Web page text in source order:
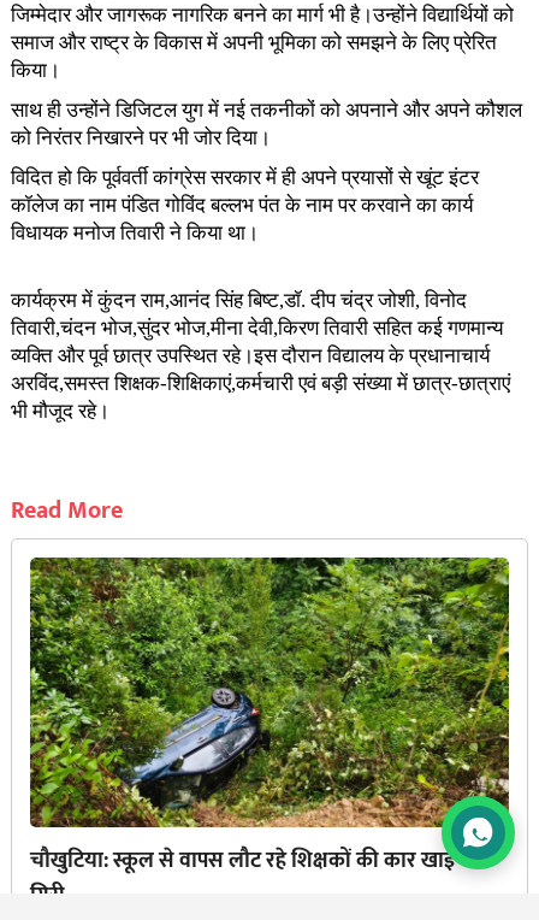
जिम्मेदार और जागरूक नागरिक बनने का मार्ग भी है।उन्होंने विद्यार्थियों को
समाज और राष्ट्र के विकास में अपनी भूमिका को समझने के लिए प्रेरित
किया।
साथ ही उन्होंने डिजिटल युग में नई तकनीकों को अपनाने और अपने कौशल
को निरंतर निखारने पर भी जोर दिया।
विदित हो कि पूर्ववर्ती कांग्रेस सरकार में ही अपने प्रयासों से खूंट इंटर
कॉलेज का नाम पंडित गोविंद बल्लभ पंत के नाम पर करवाने का कार्य
विधायक मनोज तिवारी ने किया था।
कार्यक्रम में कुंदन राम,आनंद सिंह बिष्ट,डॉ. दीप चंद्र जोशी, विनोद
तिवारी,चंदन भोज,सुंदर भोज,मीना देवी,किरण तिवारी सहित कई गणमान्य
व्यक्ति और पूर्व छात्र उपस्थित रहे।इस दौरान विद्यालय के प्रधानाचार्य
अरविंद,समस्त शिक्षक-शिक्षिकाएं,कर्मचारी एवं बड़ी संख्या में छात्र-छात्राएं
भी मौजूद रहे।
Read More
चौखुटिया: स्कूल से वापस लौट रहे शिक्षकों की कार खाई में
गिरी